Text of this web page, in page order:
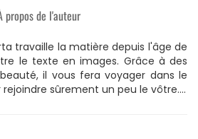
propos de l'auteur
travaille la matière depuis l'âge de
le texte en images. Grâce à des
il vous fera voyager dans le
sûrement un peu le vôtre....